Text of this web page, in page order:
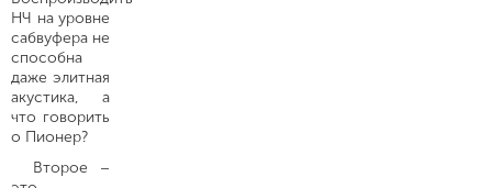
НЧ на уровне
сабвуфера не
способна
даже элитная
акустика, а
что говорить
о Пионер?
Второе –